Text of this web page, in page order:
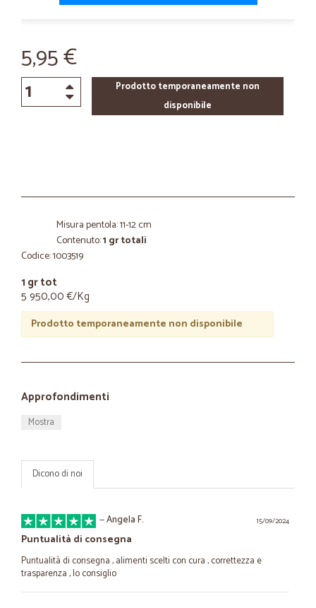
5,95 €
Prodotto temporaneamente non
disponibile
Misura pentola: 11-12 cm
Contenuto:1 gr totali
Codice: 1003519
1 gr tot
5 950,00 €/Kg
Prodotto temporaneamente non disponibile
Approfondimenti
Mostra
Dicono di noi
15/09/2024
—Angela F.
Puntualità di consegna
Puntualità di consegna , alimenti scelti con cura , correttezza e
trasparenza , lo consiglio